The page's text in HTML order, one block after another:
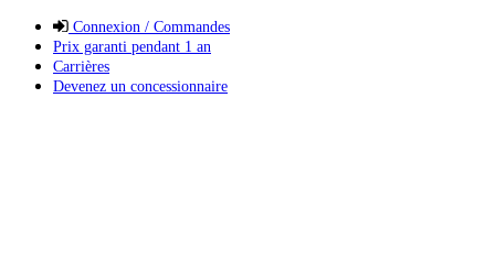
Connexion / Commandes
Prix garanti pendant 1 an
Carrières
Devenez un concessionnaire